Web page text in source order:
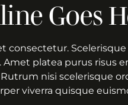
Goes
consectetur.
platea purus risus
nisi scelerisque
viverra quisque